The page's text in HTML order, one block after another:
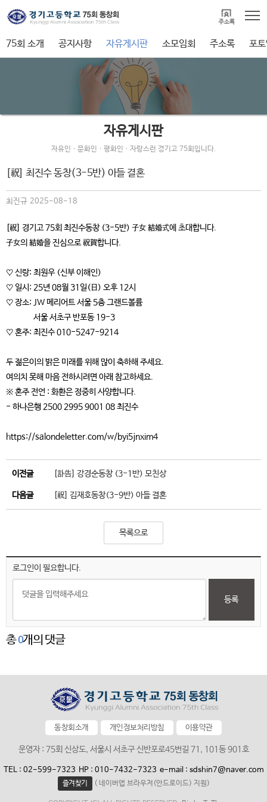
75회 소개 공지사항 자유게시판 소모임회 주소록 포
자유게시판
자유인ㆍ문화인ㆍ평화인ㆍ자랑스런 경기고 75회입니다.
[祝] 최진수 동창(3-5반) 아들 결혼
최진규 2025-08-18
[祝] 경기고 75회 최진수동창 (3-5반) 子女 結婚式에 초대합니다.
子女의 結婚을 진심으로 祝賀합니다.
♡ 신랑: 최원우 (신부 이해인)
♡ 일시: 25년 08월 31일(日) 오후 12시
♡ 장소: JW 메리어트 서울 5층 그랜드볼륨
서울 서초구 반포동 19-3
♡ 혼주: 최진수 010-5247-9214
두 젊은이의 밝은 미래를 위해 많이 축하해 주세요.
여의치 못해 마음 전하시려면 아래 참고하세요.
※ 혼주 전언 : 화환은 정중히 사양합니다.
- 하나은행 2500 2995 9001 08 최진수
https://salondeletter.com/w/byi5jnxim4
이전글 [訃告] 강경순동창 (3-1반) 모친상
다음글 [祝] 김재호동창(3-9반) 아들 결혼
목록으로
로그인이 필요합니다.
등록
총0개의 댓글
동창회소개 개인정보처리방침 이용약관
운영자 : 75회 신상도, 서울시 서초구 신반포로45번길 71, 101동 901호
TEL : 02-599-7323 HP : 010-7432-7323 e-mail : sdshin7@naver.com
즐겨찾기 ( 네이버앱 브라우저(안드로이드) 지원)